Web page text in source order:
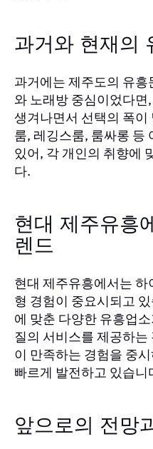
과거와 현재의
과거에는 제주도의 유
와 노래방 중심이었다
생겨나면서 선택의 폭
룸, 레깅스룸, 룸싸롱 등
있어, 각 개인의 취향에
다.
현대 제주유흥
렌드
현대 제주유흥에서는
형 경험이 중요시되고
에 맞춘 다양한 유흥업
질의 서비스를 제공하
이 만족하는 경험을 중
빠르게 발전하고 있습니
앞으로의 전망